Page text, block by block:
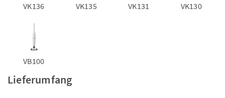
VK136 VK135 VK131 VK130
VB100
Lieferumfang